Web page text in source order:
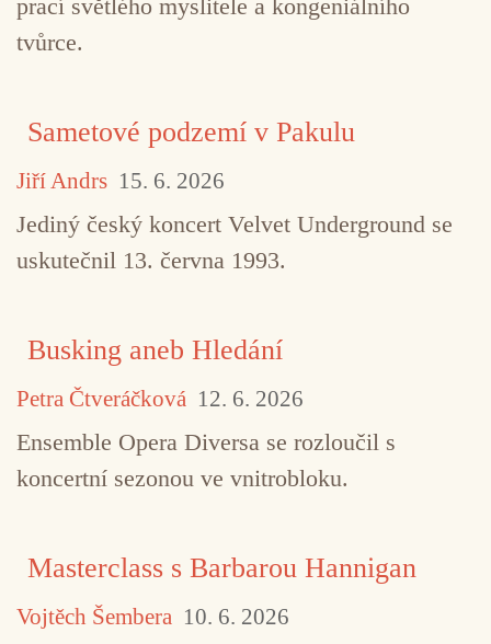
prací světlého myslitele a kongeniálního
tvůrce.
Sametové podzemí v Pakulu
Jiří Andrs 15. 6. 2026
Jediný český koncert Velvet Underground se
uskutečnil 13. června 1993.
Busking aneb Hledání
Petra Čtveráčková 12. 6. 2026
Ensemble Opera Diversa se rozloučil s
koncertní sezonou ve vnitrobloku.
Masterclass s Barbarou Hannigan
Vojtěch Šembera 10. 6. 2026